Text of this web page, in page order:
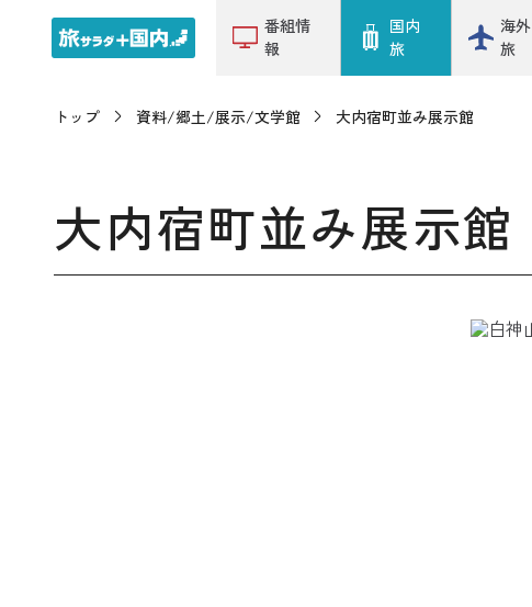
番組情
報
国内
旅
海外
旅
トップ 資料/郷土/展示/文学館 大内宿町並み展示館
大内宿町並み展示館